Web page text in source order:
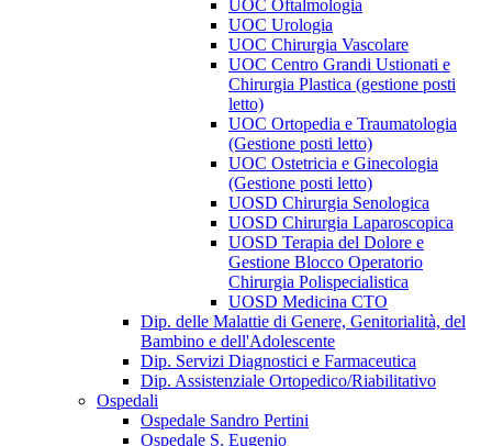
UOC Oftalmologia
UOC Urologia
UOC Chirurgia Vascolare
UOC Centro Grandi Ustionati e
Chirurgia Plastica (gestione posti
letto)
UOC Ortopedia e Traumatologia
(Gestione posti letto)
UOC Ostetricia e Ginecologia
(Gestione posti letto)
UOSD Chirurgia Senologica
UOSD Chirurgia Laparoscopica
UOSD Terapia del Dolore e
Gestione Blocco Operatorio
Chirurgia Polispecialistica
UOSD Medicina CTO
Dip. delle Malattie di Genere, Genitorialità, del
Bambino e dell'Adolescente
Dip. Servizi Diagnostici e Farmaceutica
Dip. Assistenziale Ortopedico/Riabilitativo
Ospedali
Ospedale Sandro Pertini
Ospedale S. Eugenio